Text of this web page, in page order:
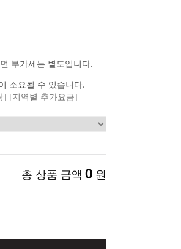
부가세는 별도입니다.
소요될 수 있습니다.
] [지역별 추가요금]
총 상품 금액 0 원